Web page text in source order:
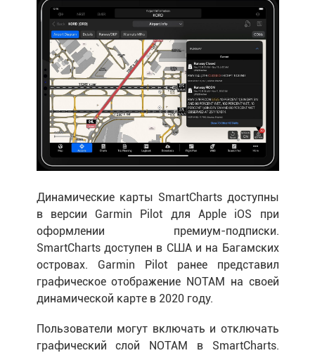
Динамические карты SmartCharts доступны
в версии Garmin Pilot для Apple iOS при
оформлении премиум-подписки.
SmartCharts доступен в США и на Багамских
островах. Garmin Pilot ранее представил
графическое отображение NOTAM на своей
динамической карте в 2020 году.
Пользователи могут включать и отключать
графический слой NOTAM в SmartCharts.